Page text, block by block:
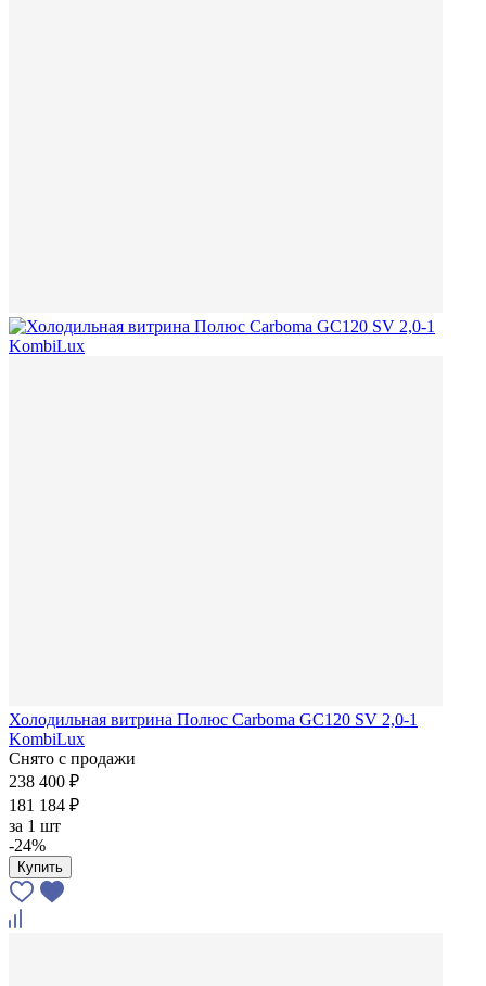
Холодильная витрина Полюс Carboma GC120 SV 2,0-1
KombiLux
Снято с продажи
238 400 ₽
181 184 ₽
за 1 шт
-24%
Купить